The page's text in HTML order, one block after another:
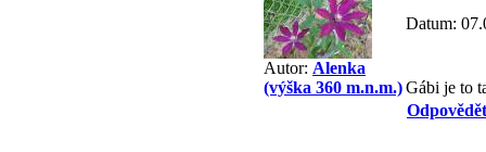
Autor: Alenka
(výška 360 m.n.m.)
Datum:
Gábi je to
Odpovědět